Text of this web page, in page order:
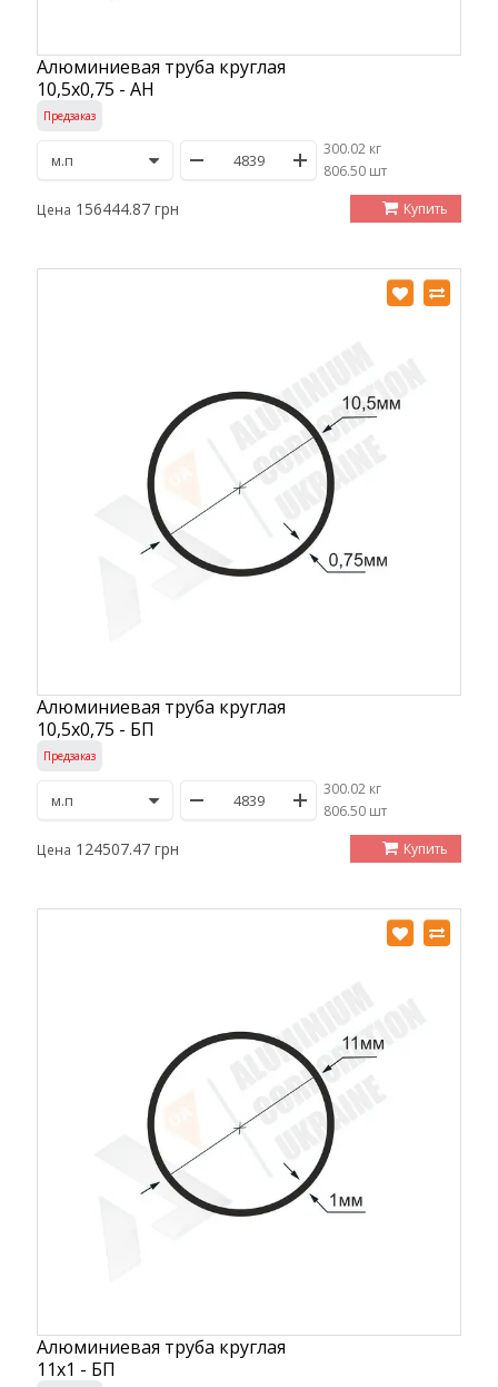
Алюминиевая труба круглая
10,5х0,75 - АН
Предзаказ
300.02 кг
/806.50 шт
Цена 156444.87 грн Купить
Алюминиевая труба круглая
10,5х0,75 - БП
Предзаказ
300.02 кг
/806.50 шт
Цена 124507.47 грн Купить
Алюминиевая труба круглая
11х1 - БП